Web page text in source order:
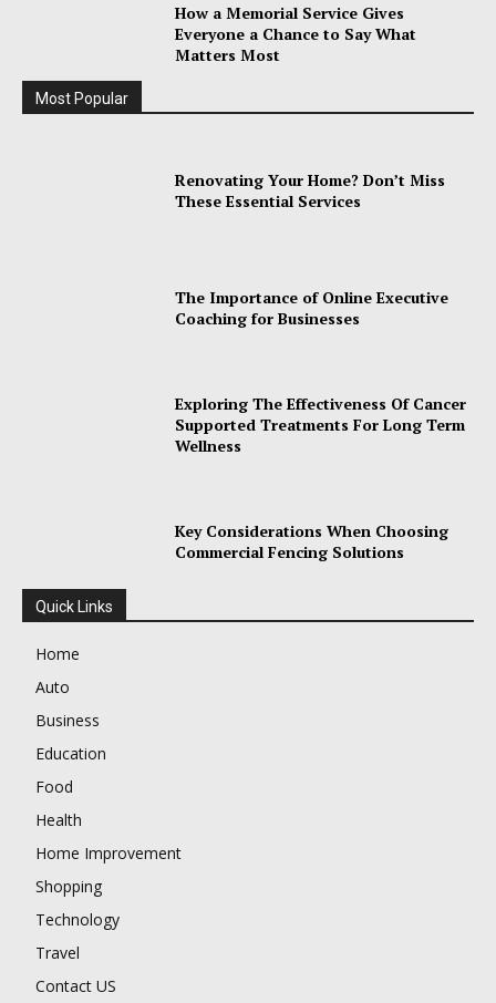
How a Memorial Service Gives
Everyone a Chance to Say What
Matters Most
Most Popular
Renovating Your Home? Don’t Miss
These Essential Services
The Importance of Online Executive
Coaching for Businesses
Exploring The Effectiveness Of Cancer
Supported Treatments For Long Term
Wellness
Key Considerations When Choosing
Commercial Fencing Solutions
Quick Links
Home
Auto
Business
Education
Food
Health
Home Improvement
Shopping
Technology
Travel
Contact US